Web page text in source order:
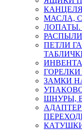
МАСЛА,
ЛОПАТЫ.
ПЕТЛИ
ЗАМКИ
ШНУРЫ,